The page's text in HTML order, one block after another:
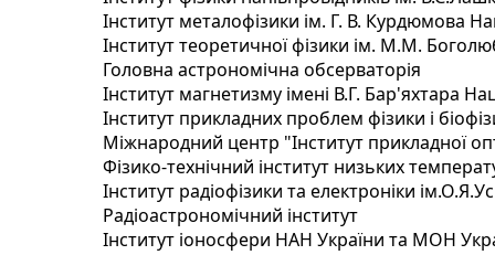
Інститут металофізики ім. Г. В. Курдюмова
Інститут теоретичної фізики ім. М.М.
Головна астрономічна обсерваторія
Інститут магнетизму імені В.Г. Бар'яхтара
Інститут прикладних проблем фізики і
Міжнародний центр "Інститут прикладної
Фізико-технічний інститут низьких
Інститут радіофізики та електроніки
Радіоастрономічний інститут
Інститут іоносфери НАН України та МОН